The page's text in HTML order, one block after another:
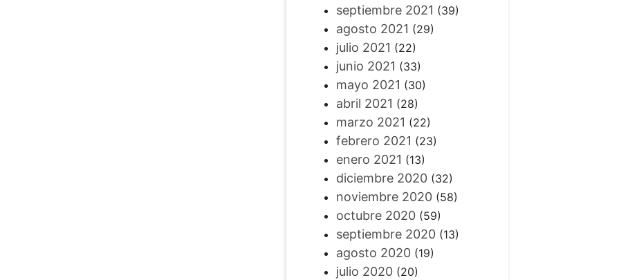
septiembre 2021 (39)
agosto 2021 (29)
julio 2021 (22)
junio 2021 (33)
mayo 2021 (30)
abril 2021 (28)
marzo 2021 (22)
febrero 2021 (23)
enero 2021 (13)
diciembre 2020(32)
noviembre 2020(58)
octubre 2020(59)
septiembre 2020(13)
agosto 2020(19)
julio 2020(20)